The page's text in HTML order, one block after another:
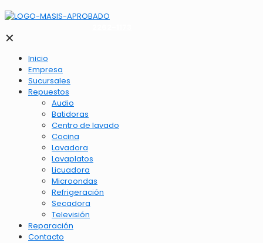
✕
Inicio
Empresa
Sucursales
Repuestos
Audio
Batidoras
Centro de lavado
Cocina
Lavadora
Lavaplatos
Licuadora
Microondas
Refrigeración
Secadora
Televisión
Reparación
Contacto